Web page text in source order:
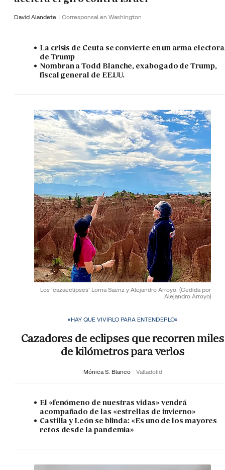
David Alandete Corresponsal en Washington
La crisis de Ceuta se convierte en un arma
de Trump
Nombran a Todd Blanche, exabogado de Trump,
fiscal general de EE.UU.
Los 'cazaeclipses' Lorna Saenz y Alejandro Arroyo. (Cedida por
Alejandro Arroyo)
«HAY QUE VIVIRLO PARA ENTENDERLO»
Cazadores de eclipses que recorren miles
de kilómetros para verlos
Mónica S. Blanco Valladolid
El «fenómeno de nuestras vidas» vendrá
acompañado de las «estrellas de invierno»
Castilla y León se blinda: «Es uno de los mayores
retos desde la pandemia»